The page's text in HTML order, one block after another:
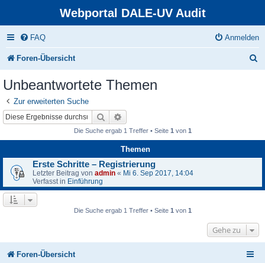
Webportal DALE-UV Audit
FAQ Anmelden
Foren-Übersicht
Unbeantwortete Themen
Zur erweiterten Suche
Suche
Die Suche ergab 1 Treffer • Seite 1 von 1
Themen
Erste Schritte – Registrierung
Letzter Beitrag von admin « Mi 6. Sep 2017, 14:04
Verfasst in Einführung
Die Suche ergab 1 Treffer • Seite 1 von 1
Gehe zu
Foren-Übersicht